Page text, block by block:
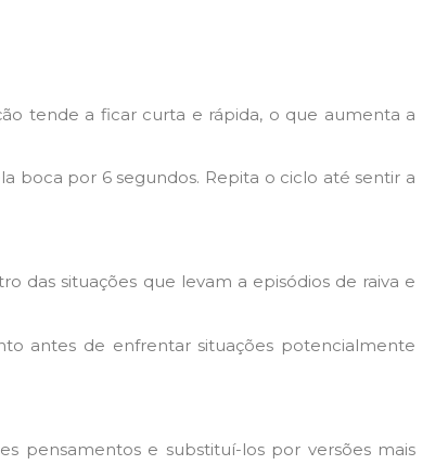
tende a ficar curta e rápida, o que aumenta a
boca por 6 segundos. Repita o ciclo até sentir a
das situações que levam a episódios de raiva e
antes de enfrentar situações potencialmente
pensamentos e substituí-los por versões mais